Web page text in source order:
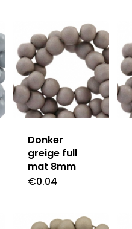
Donker
greige full
mat 8mm
€0.04